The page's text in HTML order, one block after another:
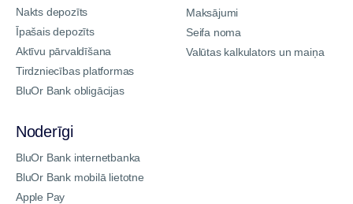
Nakts depozīts
Īpašais depozīts
Aktīvu pārvaldīšana
Tirdzniecības platformas
BluOr Bank obligācijas
Maksājumi
Seifa noma
Valūtas kalkulators un maiņa
Noderīgi
BluOr Bank internetbanka
BluOr Bank mobilā lietotne
Apple Pay